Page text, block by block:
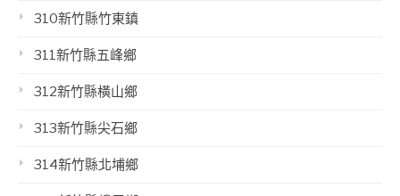
310新竹縣竹東鎮
311新竹縣五峰鄉
312新竹縣橫山鄉
313新竹縣尖石鄉
314新竹縣北埔鄉